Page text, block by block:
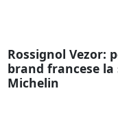
Rossignol Vezor:
brand francese
Michelin